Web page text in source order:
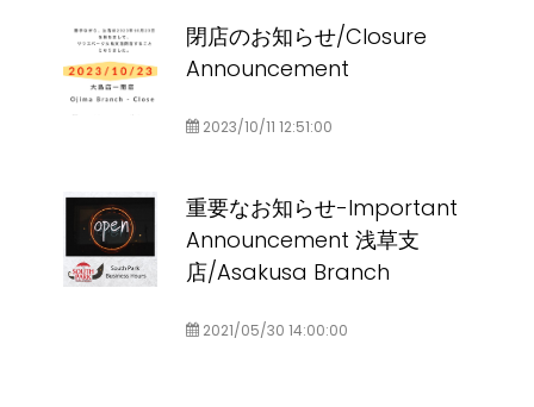
閉店のお知らせ/Closure
Announcement
2023/10/11 12:51:00
重要なお知らせ-Important
Announcement 浅草支
店/Asakusa Branch
2021/05/30 14:00:00